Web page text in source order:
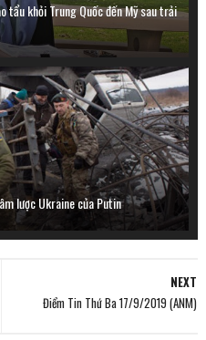
tẩu khỏi Trung Quốc đến Mỹ sau trải
lược Ukraine của Putin
NEXT
Điểm Tin Thứ Ba 17/9/2019 (ANM)